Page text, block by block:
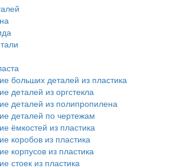
больших деталей из пластика
деталей из оргстекла
деталей из полипропилена
деталей по чертежам
ёмкостей из пластика
коробов из пластика
корпусов из пластика
стоек из пластика